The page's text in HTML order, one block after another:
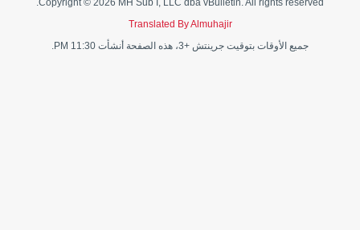
Copyright © 2026 MH Sub I, LLC dba vBulletin. All rights reserved.
Translated By Almuhajir
جميع الأوقات بتوقيت جرينتش +3، هذه الصفحة أنشأت 11:30 PM.